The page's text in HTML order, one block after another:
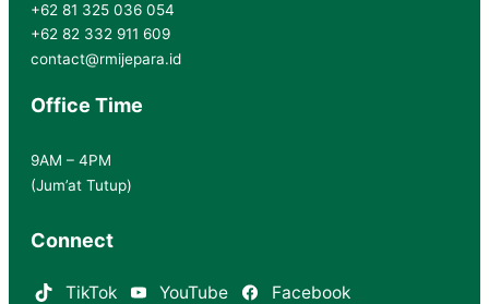
+62 81 325 036 054
+62 82 332 911 609
contact@rmijepara.id
Office Time
9AM – 4PM
(Jum’at Tutup)
Connect
TikTok YouTube
Facebook